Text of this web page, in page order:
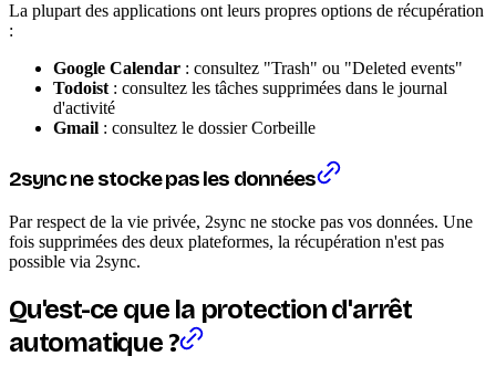
La plupart des applications ont leurs propres options de récupération
:
Google Calendar : consultez "Trash" ou "Deleted events"
Todoist : consultez les tâches supprimées dans le journal
d'activité
Gmail : consultez le dossier Corbeille
2sync ne stocke pas les données
Par respect de la vie privée, 2sync ne stocke pas vos données. Une
fois supprimées des deux plateformes, la récupération n'est pas
possible via 2sync.
Qu'est-ce que la protection d'arrêt
automatique ?